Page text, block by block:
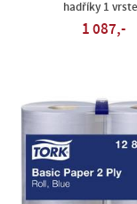
hadříky 1
1 087,-